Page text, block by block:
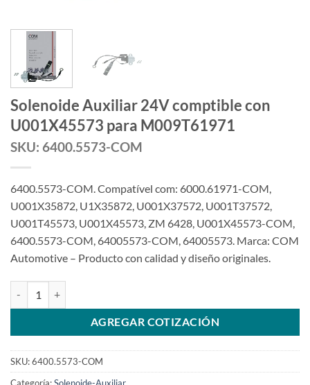
Solenoide Auxiliar 24V comptible con
U001X45573 para M009T61971
SKU: 6400.5573-COM
6400.5573-COM. Compatível com: 6000.61971-COM,
U001X35872, U1X35872, U001X37572, U001T37572,
U001T45573, U001X45573, ZM 6428, U001X45573-COM,
6400.5573-COM, 64005573-COM, 64005573. Marca: COM
Automotive – Producto con calidad y diseño originales.
AGREGAR COTIZACIÓN
SKU:6400.5573-COM
Categoría:Solenoide-Auxiliar